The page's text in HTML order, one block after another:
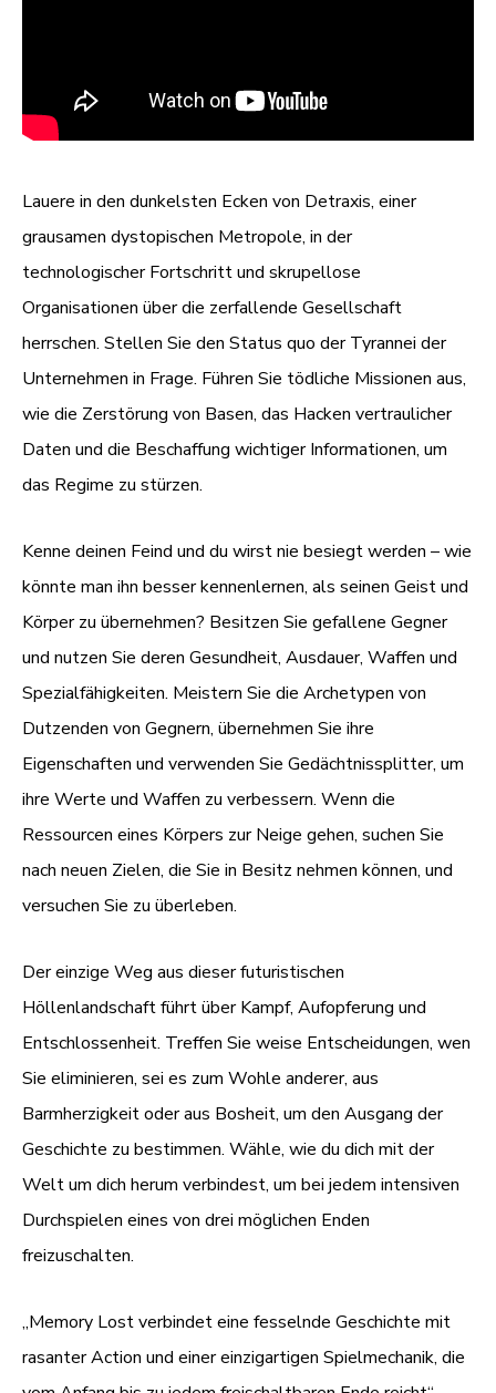
Lauere in den dunkelsten Ecken von Detraxis, einer
grausamen dystopischen Metropole, in der
technologischer Fortschritt und skrupellose
Organisationen über die zerfallende Gesellschaft
herrschen. Stellen Sie den Status quo der Tyrannei der
Unternehmen in Frage. Führen Sie tödliche Missionen aus,
wie die Zerstörung von Basen, das Hacken vertraulicher
Daten und die Beschaffung wichtiger Informationen, um
das Regime zu stürzen.
Kenne deinen Feind und du wirst nie besiegt werden – wie
könnte man ihn besser kennenlernen, als seinen Geist und
Körper zu übernehmen? Besitzen Sie gefallene Gegner
und nutzen Sie deren Gesundheit, Ausdauer, Waffen und
Spezialfähigkeiten. Meistern Sie die Archetypen von
Dutzenden von Gegnern, übernehmen Sie ihre
Eigenschaften und verwenden Sie Gedächtnissplitter, um
ihre Werte und Waffen zu verbessern. Wenn die
Ressourcen eines Körpers zur Neige gehen, suchen Sie
nach neuen Zielen, die Sie in Besitz nehmen können, und
versuchen Sie zu überleben.
Der einzige Weg aus dieser futuristischen
Höllenlandschaft führt über Kampf, Aufopferung und
Entschlossenheit. Treffen Sie weise Entscheidungen, wen
Sie eliminieren, sei es zum Wohle anderer, aus
Barmherzigkeit oder aus Bosheit, um den Ausgang der
Geschichte zu bestimmen. Wähle, wie du dich mit der
Welt um dich herum verbindest, um bei jedem intensiven
Durchspielen eines von drei möglichen Enden
freizuschalten.
„Memory Lost verbindet eine fesselnde Geschichte mit
rasanter Action und einer einzigartigen Spielmechanik, die